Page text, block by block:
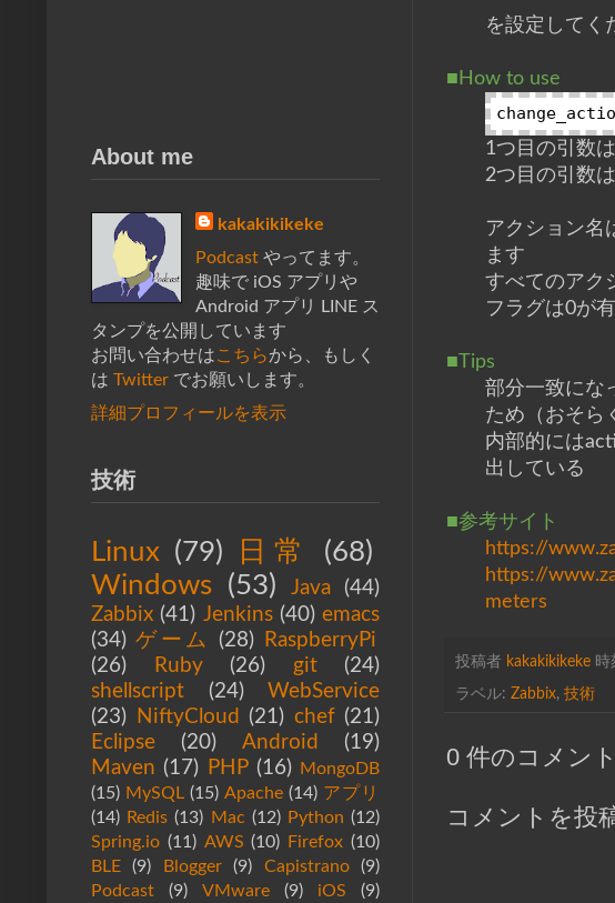
を設定してく
■How to use
1つ目の引数
2つ目の引数
アクション名
ます
すべてのアク
フラグは0が
■Tips
部分一致にな
ため（おそら
内部的には
出している
■参考サイト
https://
https://
meters
投稿者 kakakikikeke 時
ラベル: Zabbix, 技術
0 件のコメン
コメントを投
About me
kakakikikeke
Podcast やってます。
趣味で iOS アプリや
Android アプリ LINE ス
タンプを公開しています
お問い合わせはこちらから、もしく
は Twitter でお願いします。
詳細プロフィールを表示
技術
Linux (79) 日常
(68)
Windows (53) Java
(44)
Zabbix (41) Jenkins (40) emacs
(34) ゲーム (28)
RaspberryPi
(26)
Ruby (26) git
(24)
shellscript
(24)
WebService
(23)
NiftyCloud (21) chef (21)
Eclipse
(20) Android
(19)
Maven (17) PHP (16) MongoDB
(15) MySQL (15) Apache (14) アプリ
(14) Redis (13) Mac (12) Python (12)
Spring.io (11) AWS (10) Firefox (10)
BLE
(9) Blogger (9) Capistrano
(9)
Podcast
(9) VMware (9) iOS
(9)